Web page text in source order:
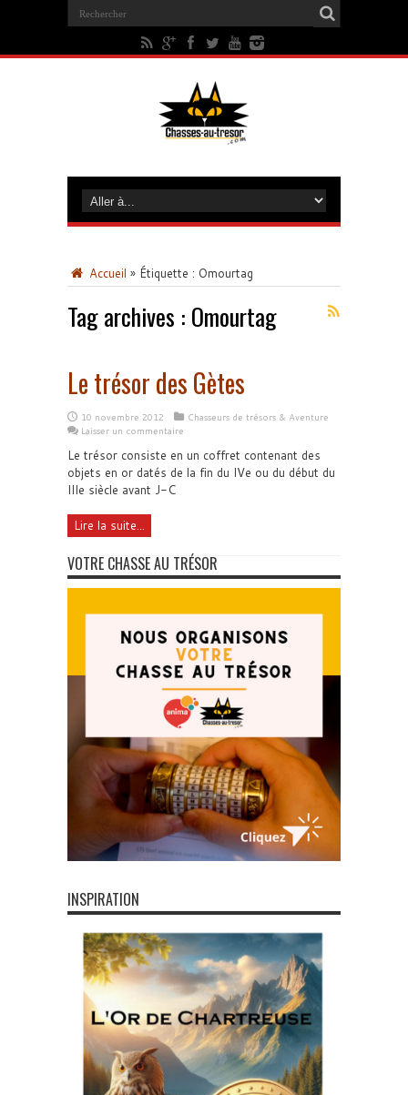
Accueil » Étiquette : Omourtag
Tag archives : Omourtag
Le trésor des Gètes
10 novembre 2012
Chasseurs de trésors & Aventure
Laisser un commentaire
Le trésor consiste en un coffret contenant des
objets en or datés de la fin du IVe ou du début du
IIIe siècle avant J-C
Lire la suite...
VOTRE CHASSE AU TRÉSOR
INSPIRATION